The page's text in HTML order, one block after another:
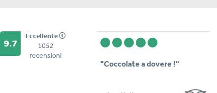
9.7
Eccellente
1052
recensioni
"Coccolate a dovere !"